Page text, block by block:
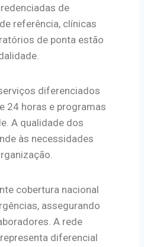
de
referência, clínicas
de ponta estão
diferenciados
24 horas e programas
A qualidade dos
às necessidades
cobertura nacional
assegurando
A rede
diferencial